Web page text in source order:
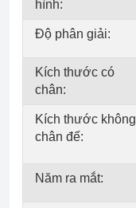
hình:
Độ phân giải:
Kích thước có
chân:
Kích thước không
chân đế:
Năm ra mắt: